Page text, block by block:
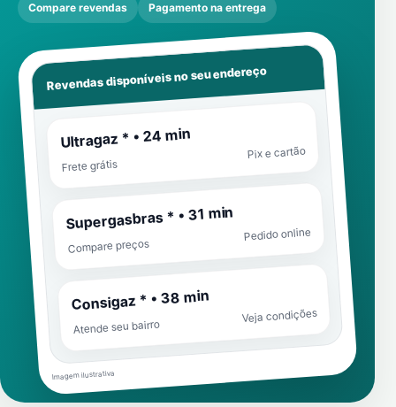
Compare revendas Pagamento na entrega
Revendas disponíveis no seu endereço
Ultragaz * • 24 min
Frete grátis
Pix e cartão
Supergasbras * • 31 min
Compare preços
Pedido online
Consigaz * • 38 min
Atende seu bairro
Veja condições
Imagem ilustrativa